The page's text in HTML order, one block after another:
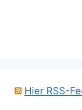
Hier RSS-